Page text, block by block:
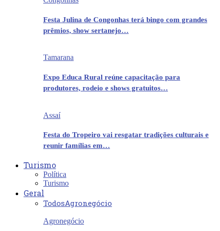
Festa Julina de Congonhas terá bingo com grandes
prêmios, show sertanejo…
Tamarana
Expo Educa Rural reúne capacitação para
produtores, rodeio e shows gratuitos…
Assaí
Festa do Tropeiro vai resgatar tradições culturais e
reunir famílias em…
Turismo
Política
Turismo
Geral
TodosAgronegócio
Agronegócio